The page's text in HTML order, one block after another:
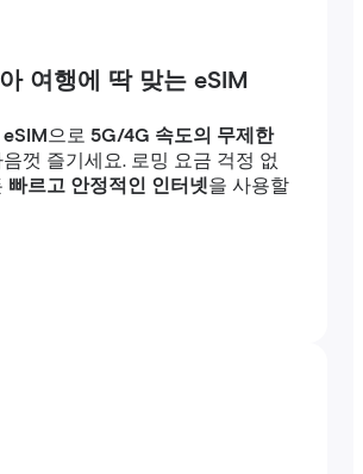
여행에 딱 맞는 eSIM
으로 5G/4G 속도의 무제한
음껏 즐기세요. 로밍 요금 걱정 없
빠르고 안정적인 인터넷을 사용할